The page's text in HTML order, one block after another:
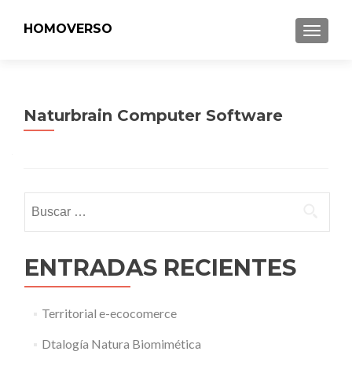
MENU
HOMOVERSO
Naturbrain Computer Software
ENTRADAS RECIENTES
Territorial e-ecocomerce
Dtalogía Natura Biomimética